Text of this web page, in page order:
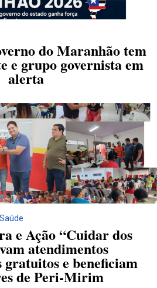
do Maranhão tem
e grupo governista em
alerta
Saúde
e Ação “Cuidar dos
atendimentos
e beneficiam
de Peri-Mirim